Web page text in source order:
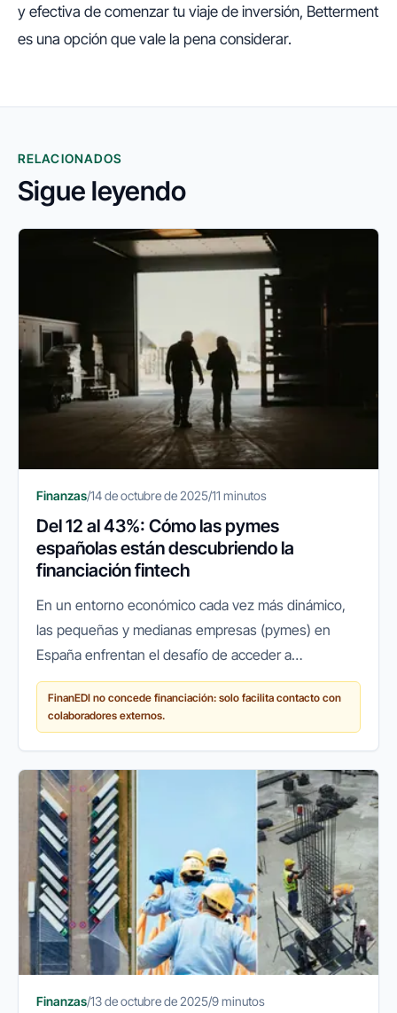
y efectiva de comenzar tu viaje de inversión, Betterment
es una opción que vale la pena considerar.
RELACIONADOS
Sigue leyendo
Finanzas/14 de octubre de 2025/11 minutos
Del 12 al 43%: Cómo las pymes
españolas están descubriendo la
financiación fintech
En un entorno económico cada vez más dinámico,
las pequeñas y medianas empresas (pymes) en
España enfrentan el desafío de acceder a
financiación ágil y flexible para crecer, innovar o
simplemente mantener sus...
FinanEDI no concede financiación: solo facilita contacto con
colaboradores externos.
Finanzas/13 de octubre de 2025/9 minutos